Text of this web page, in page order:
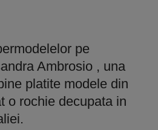
pe
Ambrosio , una
platite modele din
o rochie decupata in